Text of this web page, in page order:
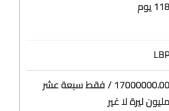
118 يوم
LBP
17000000.00 / فقط سبعة عشر
مليون ليرة لا غير